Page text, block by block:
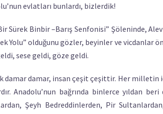
evlatları bunlardı, bizlerdik!
Sürek Binbir –Barış Senfonisi” Şöleninde,
Yolu” olduğunu gözler, beyinler ve vicdanlar
sese geldi, göze geldi.
damar damar, insan çeşit çeşittir. Her milletin
Anadolu’nun bağrında binlerce yıldan
Şeyh Bedreddinlerden, Pir